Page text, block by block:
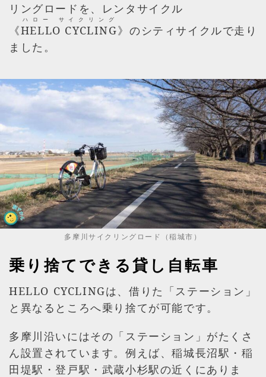
リングロードを、レンタサイクル
《HELLO CYCLING
ハロー サイクリング
》のシティサイクルで走り
ました。
多摩川サイクリングロード（稲城市）
乗り捨てできる貸し自転車
HELLO CYCLINGは、借りた「ステーション」
と異なるところへ乗り捨てが可能です。
多摩川沿いにはその「ステーション」がたくさ
ん設置されています。例えば、稲城長沼駅・稲
田堤駅・登戸駅・武蔵小杉駅の近くにありま